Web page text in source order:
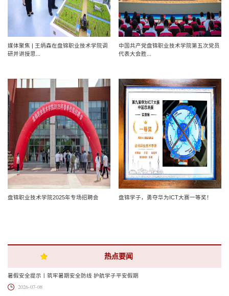
媒体聚焦 | 王炳森在盘锦职业技术学院调
研并讲授思...
中国共产党盘锦职业技术学院第五次党员
代表大会胜...
盘锦职业技术学院2025年专场招聘会 盘锦学子，勇夺华为ICT大赛一等奖！
热点要闻
暑假安全提示丨筑牢暑期安全防线 护航学子平安假期
2026-07-08